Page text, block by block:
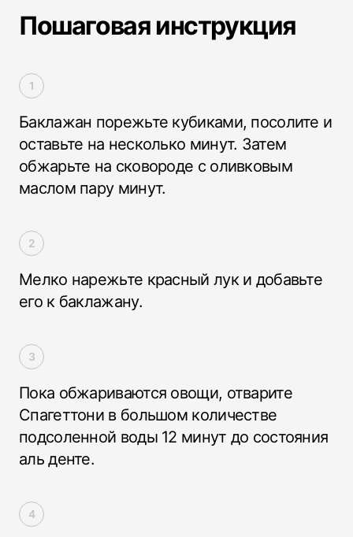
Пошаговая инструкция
Баклажан порежьте кубиками, посолите и
оставьте на несколько минут. Затем
обжарьте на сковороде с оливковым
маслом пару минут.
Мелко нарежьте красный лук и добавьте
его к баклажану.
Пока обжариваются овощи, отварите
Спагеттони в большом количестве
подсоленной воды 12 минут до состояния
аль денте.